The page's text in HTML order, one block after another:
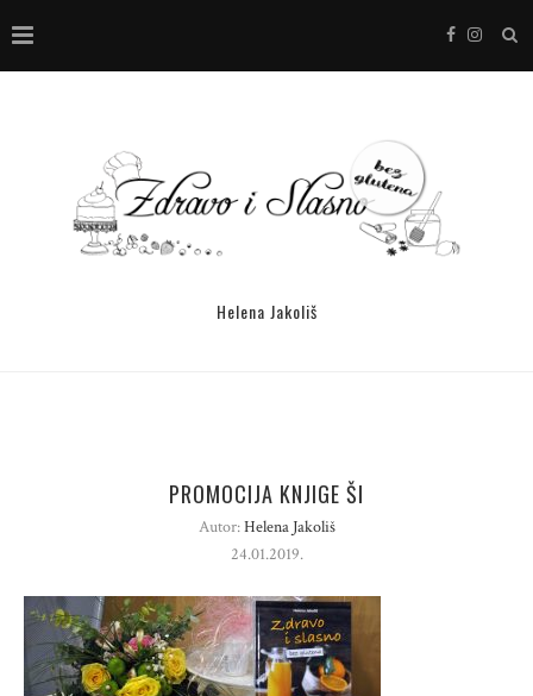
Helena Jakoliš
PROMOCIJA KNJIGE ŠI
Autor:Helena Jakoliš
24.01.2019.